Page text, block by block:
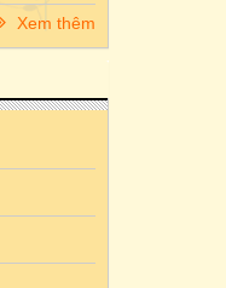
Xem thêm